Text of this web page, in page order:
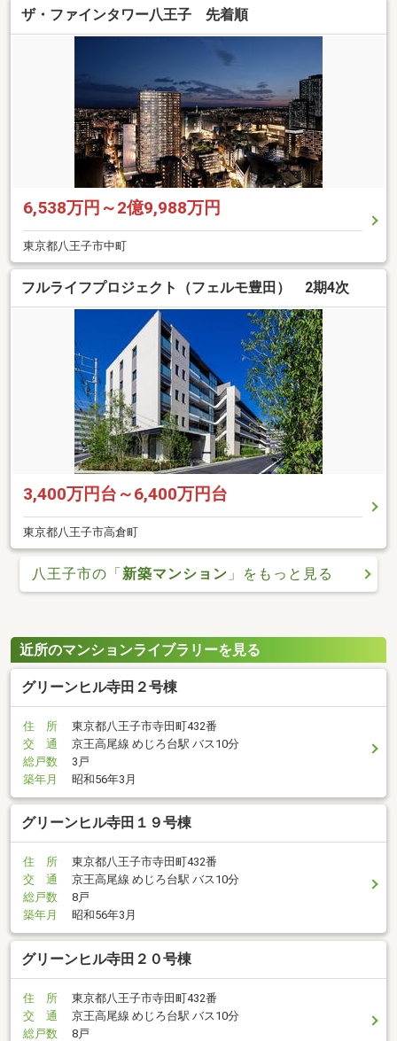
ザ・ファインタワー八王子 先着順
6,538万円～2億9,988万円
東京都八王子市中町
フルライフプロジェクト（フェルモ豊田） 2期4次
3,400万円台～6,400万円台
東京都八王子市高倉町
八王子市の「新築マンション 」をもっと見る
近所のマンションライブラリーを見る
グリーンヒル寺田２号棟
住 所
東京都八王子市寺田町432番
交 通
京王高尾線 めじろ台駅 バス10分
総戸数
3戸
築年月
昭和56年3月
グリーンヒル寺田１９号棟
住 所
東京都八王子市寺田町432番
交 通
京王高尾線 めじろ台駅 バス10分
総戸数
8戸
築年月
昭和56年3月
グリーンヒル寺田２０号棟
住 所
東京都八王子市寺田町432番
交 通
京王高尾線 めじろ台駅 バス10分
総戸数
8戸